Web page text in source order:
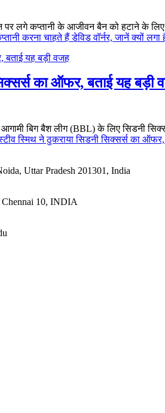
पर लगे कप्तानी के आजीवन बैन को हटाने के
करना चाहते हैं डेविड वॉर्नर, जानें क्यों
का ऑफर, बताई यह बड़ी
बिग बैश लीग (BBL) के लिए सिडनी
स्मिथ ने ठुकराया सिडनी सिक्सर्स का
Uttar Pradesh 201301, India
10, INDIA